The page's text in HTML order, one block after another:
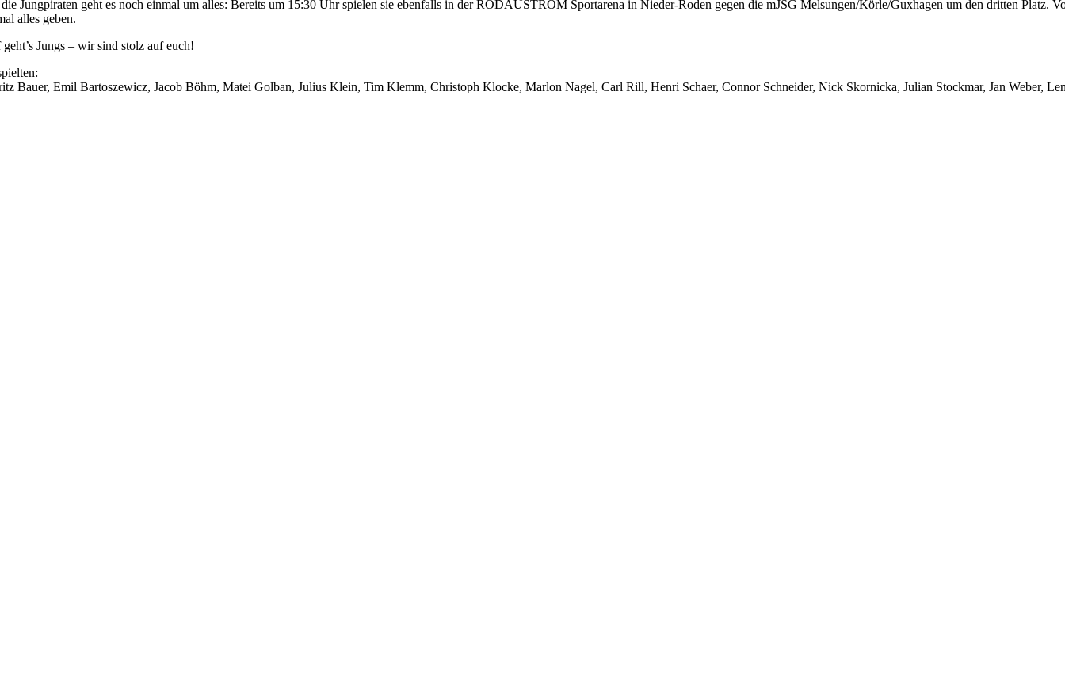
Jungpiraten geht es noch einmal um alles: Bereits um 15:30 Uhr spielen sie ebenfalls in der RODAUSTROM Sportarena in Nieder-Roden gegen die mJSG Melsungen/Körle/Guxhagen um den dritten Platz.
alles geben.
Jungs – wir sind stolz auf euch!
Bauer, Emil Bartoszewicz, Jacob Böhm, Matei Golban, Julius Klein, Tim Klemm, Christoph Klocke, Marlon Nagel, Carl Rill, Henri Schaer, Connor Schneider, Nick Skornicka, Julian Stockmar, Jan Weber,